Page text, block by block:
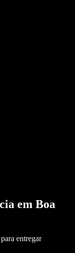
em Boa
entregar